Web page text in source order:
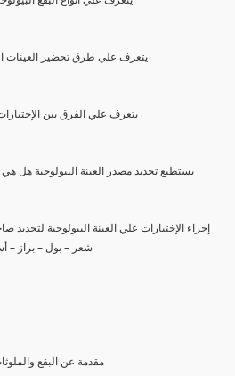
(4) يتعرف علي طرق تحضير العينات
(5) يتعرف علي الفرق بين
(6) يستطيع تحديد مصدر العينة البيولوجية
شعر – بول – براز –
1- مقدمة عن البقع